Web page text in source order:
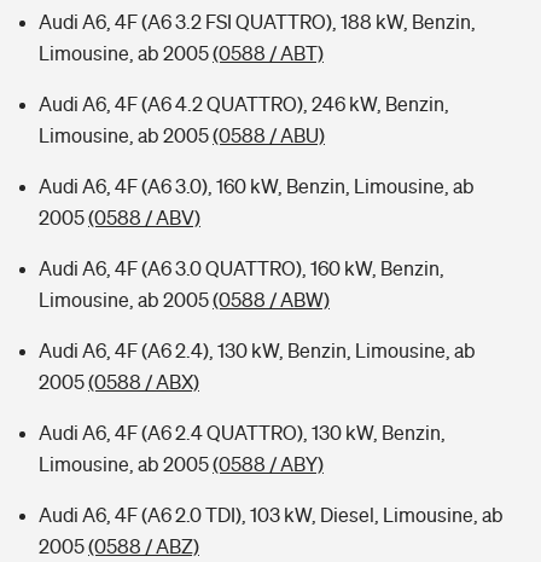
Audi A6, 4F (A6 3.2 FSI QUATTRO), 188 kW, Benzin,
Limousine, ab 2005(0588 / ABT)
Audi A6, 4F (A6 4.2 QUATTRO), 246 kW, Benzin,
Limousine, ab 2005(0588 / ABU)
Audi A6, 4F (A6 3.0), 160 kW, Benzin, Limousine, ab
2005(0588 / ABV)
Audi A6, 4F (A6 3.0 QUATTRO), 160 kW, Benzin,
Limousine, ab 2005(0588 / ABW)
Audi A6, 4F (A6 2.4), 130 kW, Benzin, Limousine, ab
2005(0588 / ABX)
Audi A6, 4F (A6 2.4 QUATTRO), 130 kW, Benzin,
Limousine, ab 2005(0588 / ABY)
Audi A6, 4F (A6 2.0 TDI), 103 kW, Diesel, Limousine, ab
2005(0588 / ABZ)